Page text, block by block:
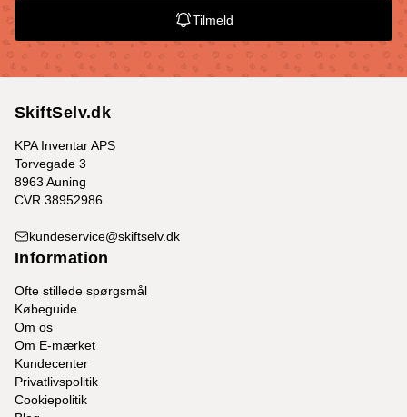
Tilmeld
SkiftSelv.dk
KPA Inventar APS
Torvegade 3
8963 Auning
CVR 38952986
kundeservice@skiftselv.dk
Information
Ofte stillede spørgsmål
Købeguide
Om os
Om E-mærket
Kundecenter
Privatlivspolitik
Cookiepolitik